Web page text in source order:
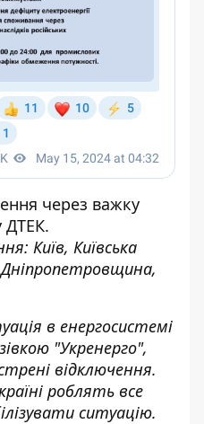
через важку
ДТЕК.
Київ, Київська
в енергосистемі
"Укренерго",
відключення.
роблять все
ситуацію.